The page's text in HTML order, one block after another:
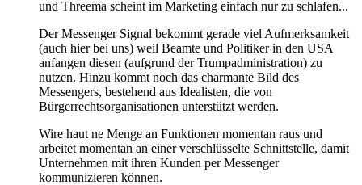
und Threema scheint im Marketing einfach nur zu schlafen...
Der Messenger Signal bekommt gerade viel Aufmerksamkeit
(auch hier bei uns) weil Beamte und Politiker in den USA
anfangen diesen (aufgrund der Trumpadministration) zu
nutzen. Hinzu kommt noch das charmante Bild des
Messengers, bestehend aus Idealisten, die von
Bürgerrechtsorganisationen unterstützt werden.
Wire haut ne Menge an Funktionen momentan raus und
arbeitet momentan an einer verschlüsselte Schnittstelle, damit
Unternehmen mit ihren Kunden per Messenger
kommunizieren können.